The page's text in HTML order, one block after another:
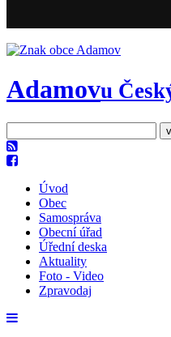
Adamovu
Úvod
Obec
Samospráva
Obecní úřad
Úřední deska
Aktuality
Foto - Video
Zpravodaj